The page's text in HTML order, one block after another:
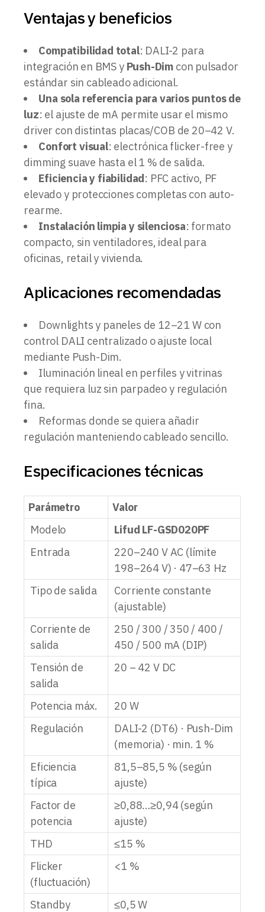
Ventajas y beneficios
Compatibilidad total: DALI-2 para
integración en BMS y Push-Dim con pulsador
estándar sin cableado adicional.
Una sola referencia para varios puntos de
luz: el ajuste de mA permite usar el mismo
driver con distintas placas/COB de 20–42 V.
Confort visual: electrónica flicker-free y
dimming suave hasta el 1 % de salida.
Eficiencia y fiabilidad: PFC activo, PF
elevado y protecciones completas con auto-
rearme.
Instalación limpia y silenciosa: formato
compacto, sin ventiladores, ideal para
oficinas, retail y vivienda.
Aplicaciones recomendadas
Downlights y paneles de 12–21 W con
control DALI centralizado o ajuste local
mediante Push-Dim.
Iluminación lineal en perfiles y vitrinas
que requiera luz sin parpadeo y regulación
fina.
Reformas donde se quiera añadir
regulación manteniendo cableado sencillo.
Especificaciones técnicas
Parámetro
Valor
Modelo
Lifud LF-GSD020PF
Entrada
220–240 V AC (límite
198–264 V) · 47–63 Hz
Tipo de salida
Corriente constante
(ajustable)
Corriente de
salida
250 / 300 / 350 / 400 /
450 / 500 mA (DIP)
Tensión de
salida
20 – 42 V DC
Potencia máx.
20 W
Regulación
DALI-2 (DT6) · Push-Dim
(memoria) · min. 1 %
Eficiencia
típica
81,5–85,5 % (según
ajuste)
Factor de
potencia
≥0,88…≥0,94 (según
ajuste)
THD
≤15 %
Flicker
(fluctuación)
<1 %
Standby
≤0,5 W